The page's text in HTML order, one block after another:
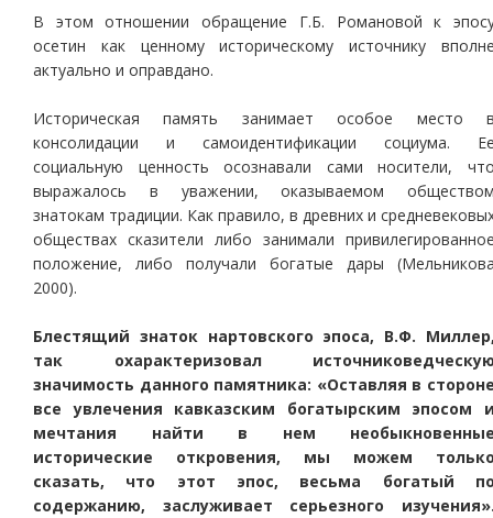
В этом отношении обращение Г.Б. Романовой к
осетин как ценному историческому источнику
актуально и оправдано.
Историческая память занимает особое место
консолидации и самоидентификации социума.
социальную ценность осознавали сами носители,
выражалось в уважении, оказываемом
знатокам традиции. Как правило, в древних и
обществах сказители либо занимали
положение, либо получали богатые дары
2000).
Блестящий знаток нартовского эпоса, В.Ф.
так охарактеризовал
значимость данного памятника: «Оставляя в
все увлечения кавказским богатырским эпосом
мечтания найти в нем
исторические откровения, мы можем
сказать, что этот эпос, весьма богатый
содержанию, заслуживает серьезного